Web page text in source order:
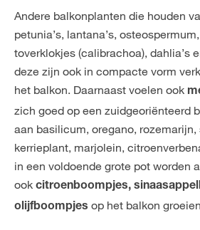
Andere balkonplanten die houden
petunia’s, lantana’s,
toverklokjes (calibrachoa), dahlia’s
deze zijn ook in compacte vorm
het balkon. Daarnaast voelen ook
zich goed op een zuidgeoriënteerd
aan basilicum, oregano, rozemarijn,
kerrieplant, marjolein,
in een voldoende grote pot worden
ook citroenboompjes,
olijfboompjes op het balkon